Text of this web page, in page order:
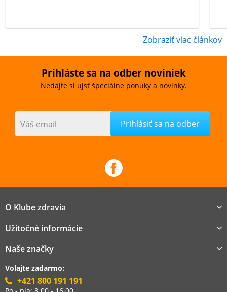
Zobraziť viac článkov
Prihláste sa na odber noviniek
Nedajte si ujsť špeciálne ponuky a novinky.
Váš email
O Klube zdravia
Užitočné informácie
Naše značky
Volajte zadarmo:
+421 800 191 191